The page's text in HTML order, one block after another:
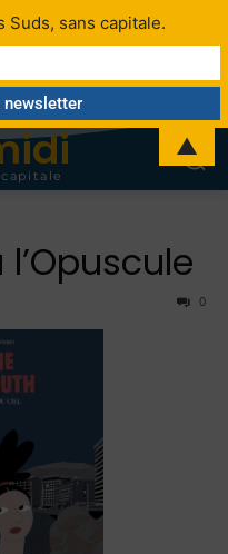
0
Suds, sans capitale.
▲